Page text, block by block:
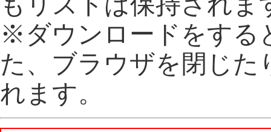
※ダウンロードをする
た、ブラウザを閉じた
れます。